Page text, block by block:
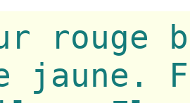
rouge
jaune.